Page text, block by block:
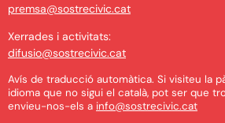
premsa@sostrecivic.cat
Xerrades i activitats:
difusio@sostrecivic.cat
Avís de traducció automàtica. Si visiteu la
idioma que no sigui el català, pot ser que
envieu-nos-els a info@sostrecivic.cat